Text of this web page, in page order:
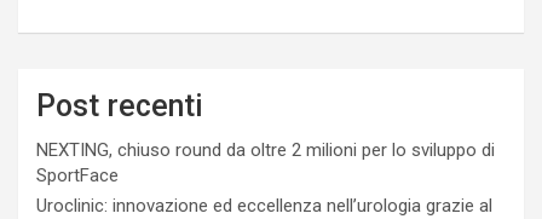
Post recenti
NEXTING, chiuso round da oltre 2 milioni per lo sviluppo di
SportFace
Uroclinic: innovazione ed eccellenza nell’urologia grazie al